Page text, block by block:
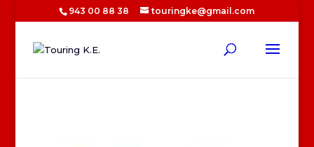
943 00 88 38 touringke@gmail.com